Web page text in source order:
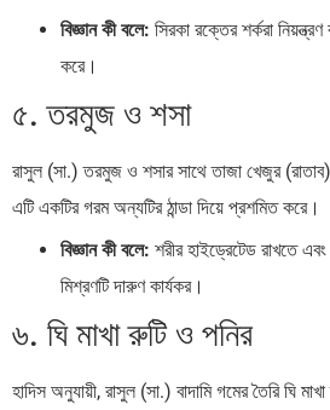
বিজ্ঞান কী বলে: সিরকা রক্তের শর্করা
করে।
৫. তরমুজ ও শসা
রাসুল (সা.) তরমুজ ও শসার সাথে তাজা খেজুর
এটি একটির গরম অন্যটির ঠান্ডা দিয়ে প্রশমিত করে।
বিজ্ঞান কী বলে: শরীর হাইড্রেটেড রাখতে
মিশ্রণটি দারুণ কার্যকর।
৬. ঘি মাখা রুটি ও পনির
হাদিস অনুযায়ী, রাসুল (সা.) বাদামি গমের তৈরি ঘি